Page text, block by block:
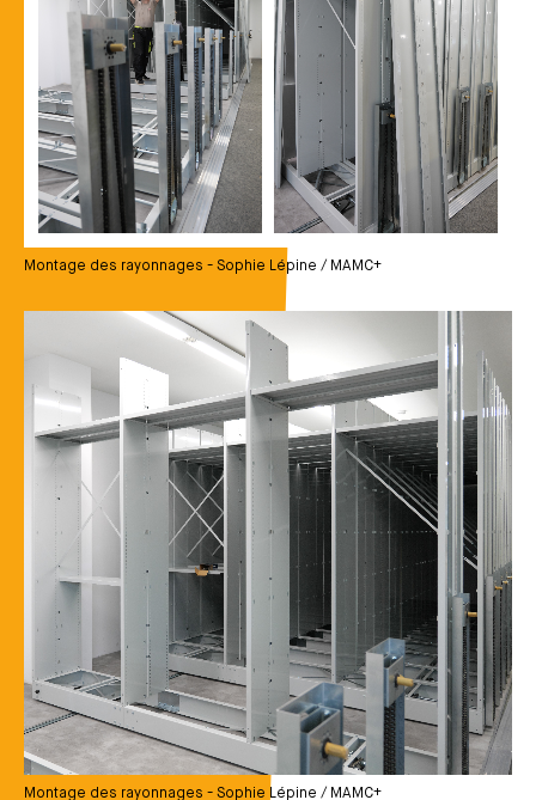
Montage des rayonnages - Sophie Lépine / MAMC+
Montage des rayonnages - Sophie Lépine / MAMC+